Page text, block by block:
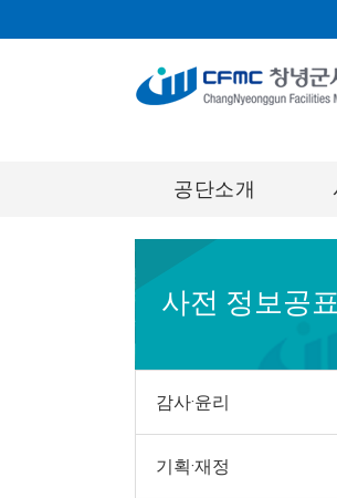
공단소개
사전 정보공표
감사·윤리
기획·재정